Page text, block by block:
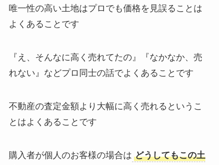
唯一性の高い土地はプロでも価格を見誤ることは
よくあることです
『え、そんなに高く売れてたの』『なかなか、売
れない』などプロ同士の話でよくあることです
不動産の査定金額より大幅に高く売れるというこ
とはよくあることです
購入者が個人のお客様の場合は どうしてもこの土